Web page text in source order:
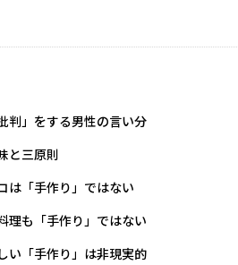
判」をする男性の言い分
と三原則
は「手作り」ではない
理も「手作り」ではない
い「手作り」は非現実的